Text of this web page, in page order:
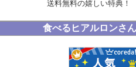
送料無料の嬉しい特典！
食べるヒアルロンさ